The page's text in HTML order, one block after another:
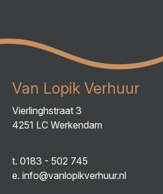
Van Lopik Verhuur
Vierlinghstraat 3
4251 LC Werkendam
t. 0183 - 502 745
e. info@vanlopikverhuur.nl